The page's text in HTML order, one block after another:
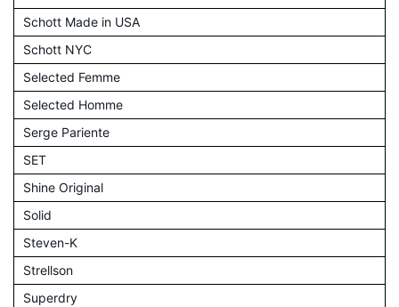
Schott Made in USA
Schott NYC
Selected Femme
Selected Homme
Serge Pariente
SET
Shine Original
Solid
Steven-K
Strellson
Superdry